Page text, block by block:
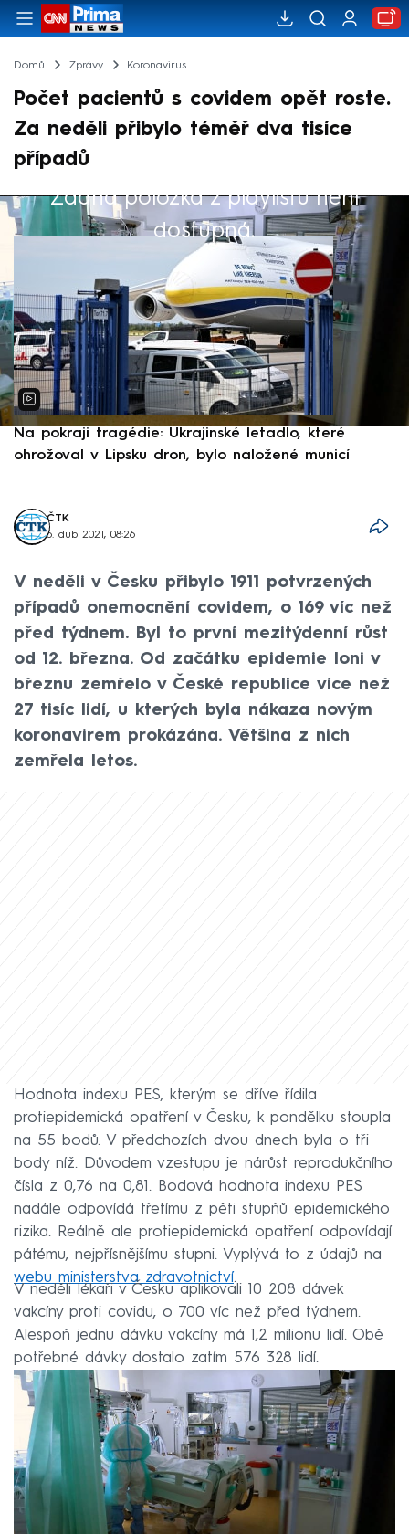
Domů Zprávy Koronavirus
Počet pacientů s covidem opět roste.
Za neděli přibylo téměř dva tisíce
případů
Žádná položka z playlistu není
dostupná.
Výběr redakce
Na pokraji tragédie: Ukrajinské letadlo, které
ohrožoval v Lipsku dron, bylo naložené municí
ČTK
5. dub 2021, 08:26
V neděli v Česku přibylo 1911 potvrzených
případů onemocnění covidem, o 169 víc než
před týdnem. Byl to první mezitýdenní růst
od 12. března. Od začátku epidemie loni v
březnu zemřelo v České republice více než
27 tisíc lidí, u kterých byla nákaza novým
koronavirem prokázána. Většina z nich
zemřela letos.
Hodnota indexu PES, kterým se dříve řídila
protiepidemická opatření v Česku, k pondělku stoupla
na 55 bodů. V předchozích dvou dnech byla o tři
body níž. Důvodem vzestupu je nárůst reprodukčního
čísla z 0,76 na 0,81. Bodová hodnota indexu PES
nadále odpovídá třetímu z pěti stupňů epidemického
rizika. Reálně ale protiepidemická opatření odpovídají
pátému, nejpřísnějšímu stupni. Vyplývá to z údajů na
webu ministerstva zdravotnictví.
V neděli lékaři v Česku aplikovali 10 208 dávek
vakcíny proti covidu, o 700 víc než před týdnem.
Alespoň jednu dávku vakcíny má 1,2 milionu lidí. Obě
potřebné dávky dostalo zatím 576 328 lidí.